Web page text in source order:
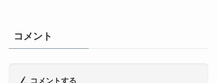
コメント
コメントする